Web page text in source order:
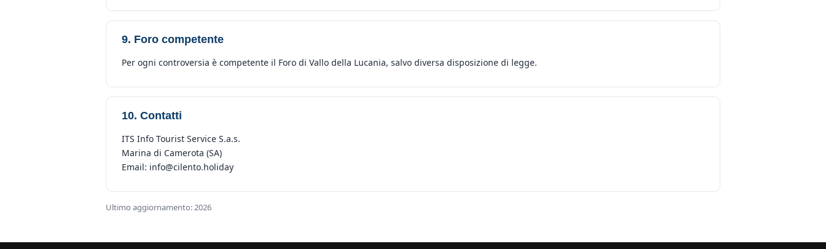
9. Foro competente
Per ogni controversia è competente il Foro di Vallo della Lucania, salvo diversa disposizione di legge.
10. Contatti
ITS Info Tourist Service S.a.s.
Marina di Camerota (SA)
Email: info@cilento.holiday
Ultimo aggiornamento: 2026